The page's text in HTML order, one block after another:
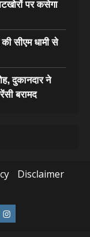
पर कसेगा
सीएम धामी से
दुकानदार ने
बरामद
Disclaimer
Instagram